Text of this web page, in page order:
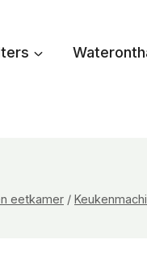
eetkamer /